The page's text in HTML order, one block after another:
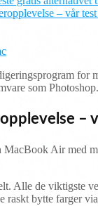
– vår
for
som Photoshop.
–
Air med
Alle de viktigste
raskt bytte farger